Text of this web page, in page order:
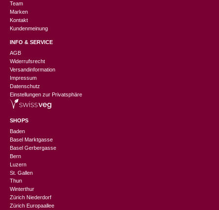
Team
Marken
Kontakt
Kundenmeinung
INFO & SERVICE
AGB
Widerrufsrecht
Versandinformation
Impressum
Datenschutz
Einstellungen zur Privatsphäre
SHOPS
Baden
Basel Marktgasse
Basel Gerbergasse
Bern
Luzern
St. Gallen
Thun
Winterthur
Zürich Niederdorf
Zürich Europaallee